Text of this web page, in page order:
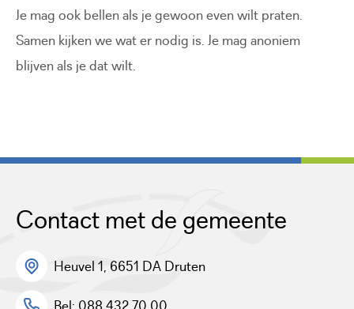
Je mag ook bellen als je gewoon even wilt praten.
Samen kijken we wat er nodig is. Je mag anoniem
blijven als je dat wilt.
Contact met de gemeente
Heuvel 1, 6651 DA Druten